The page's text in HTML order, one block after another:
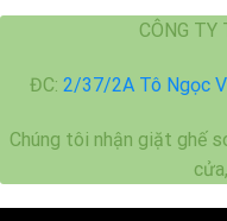
CÔNG
ĐC: 2/37/2A Tô Ngọc
Chúng tôi nhận giặt ghế